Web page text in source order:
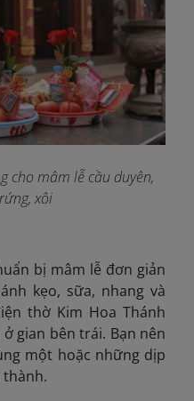
cho mâm lễ cầu duyên,
xôi
bị mâm lễ đơn giản
kẹo, sữa, nhang và
thờ Kim Hoa Thánh
gian bên trái. Bạn nên
một hoặc những dịp